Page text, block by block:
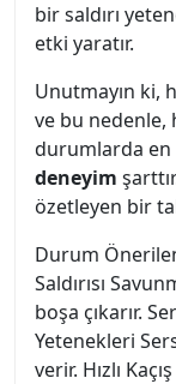
bir saldırı
etki yaratır.
Unutmayın ki,
ve bu nedenle,
durumlarda
deneyim
özetleyen bir
Durum
Saldırısı
boşa çıkarır.
Yetenekleri
verir. Hızlı